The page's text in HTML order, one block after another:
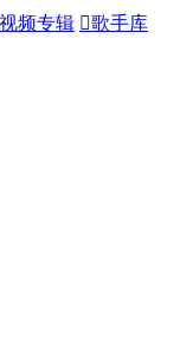
频专辑 歌手库